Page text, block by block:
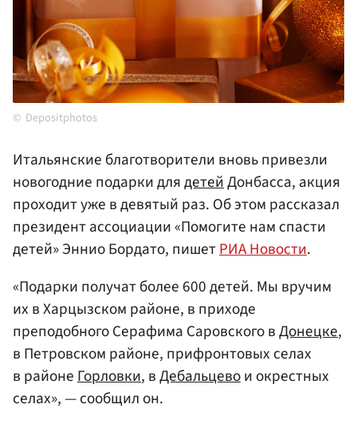
Depositphotos
Итальянские благотворители вновь привезли
новогодние подарки длядетейДонбасса, акция
проходит уже в девятый раз. Об этом рассказал
президент ассоциации «Помогите нам спасти
детей» Эннио Бордато, пишетРИА Новости.
«Подарки получат более 600 детей. Мы вручим
их в Харцызском районе, в приходе
преподобного Серафима Саровского вДонецке,
в Петровском районе, прифронтовых селах
в районеГорловки, вДебальцевои окрестных
селах», — сообщил он.